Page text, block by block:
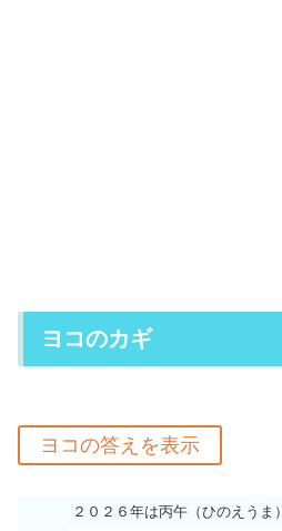
ヨコのカギ
２０２６年は丙午（ひのえうま）